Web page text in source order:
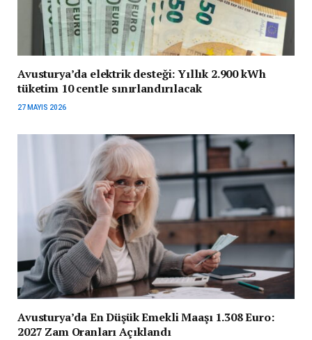
Avusturya’da elektrik desteği: Yıllık 2.900 kWh
tüketim 10 centle sınırlandırılacak
27 MAYIS 2026
Avusturya’da En Düşük Emekli Maaşı 1.308 Euro:
2027 Zam Oranları Açıklandı